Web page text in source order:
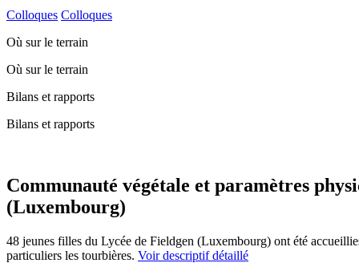
Colloques Colloques
Où sur le terrain
Où sur le terrain
Bilans et rapports
Bilans et rapports
Communauté végétale et paramètres
(Luxembourg)
48 jeunes filles du Lycée de Fieldgen (Luxembourg) ont été
particuliers les tourbières. Voir descriptif détaillé